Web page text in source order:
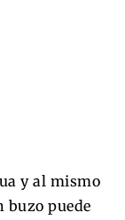
y al mismo
buzo puede